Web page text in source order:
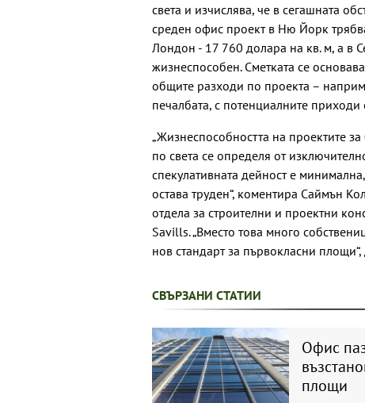
света и изчислява, че в сегашната
среден офис проект в Ню Йорк
Лондон - 17 760 долара на кв. м, а в
жизнеспособен. Сметката се
общите разходи по проекта –
печалбата, с потенциалните приходи
„Жизнеспособността на проектите
по света се определя от
спекулативната дейност е
остава труден“, коментира Саймън
отдела за строителни и проектни
Savills. „Вместо това много
нов стандарт за първокласни
СВЪРЗАНИ СТАТИИ
Офис
площи